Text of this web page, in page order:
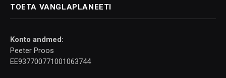
TOETA VANGLAPLANEETI
Konto andmed:
Peeter Proos
EE937700771001063744